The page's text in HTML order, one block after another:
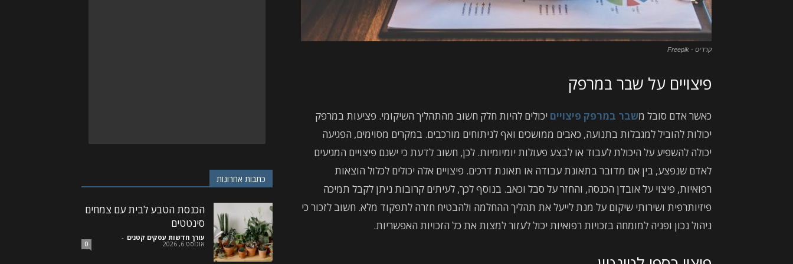
קרדיט - Freepik
פיצויים על שבר במרפק
כאשר אדם סובל משבר במרפק פיצויים יכולים להיות חלק חשוב מהתהליך השיקומי. פציעות במרפק
יכולות להוביל למגבלות בתנועה, כאבים ממושכים ואף לניתוחים מורכבים. במקרים מסוימים, הפגיעה
יכולה להשפיע על היכולת לעבוד או לבצע פעולות יומיומיות. לכן, חשוב לדעת כי ישנם פיצויים המגיעים
לאדם שנפצע, בין אם מדובר בתאונת עבודה או תאונת דרכים. פיצויים אלה יכולים לכלול הוצאות
רפואיות, פיצוי על אובדן הכנסה, והחזר על סבל וכאב. בנוסף לכך, לעיתים קרובות ניתן לקבל תמיכה
פיזיותרפית ושירותי שיקום על מנת לייעל את תהליך ההחלמה ולהבטיח חזרה לתפקוד מלא. חשוב לזכור כי
ניהול נכון ופניה למומחה בזכויות רפואיות יכול לעזור למצות את כל הזכויות האפשריות.
כתבות אחרונות
הכנסת הטבע לבית עם צמחים
סינטטים
עורך חדשות עסקים קטנים -
אוגוסט 6, 2026 0